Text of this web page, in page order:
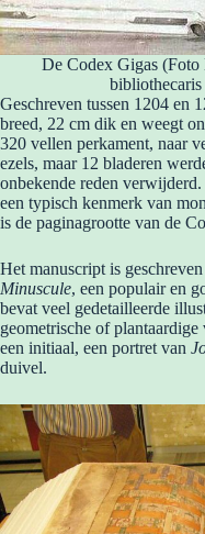
De Codex Gigas
Geschreven tussen 1204 en
breed, 22 cm dik en weegt
320 vellen perkament, naar
ezels, maar 12 bladeren
onbekende reden
een typisch kenmerk van
is de paginagrootte van de
Het manuscript is
Minuscule, een populair en
bevat veel gedetailleerde
geometrische of
een initiaal, een portret van
duivel.